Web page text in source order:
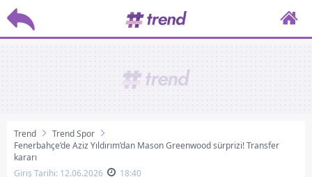
Trend
Trend Spor
Fenerbahçe’de Aziz Yıldırım’dan Mason Greenwood sürprizi! Transfer
kararı
Giriş Tarihi: 12.06.2026
18:40